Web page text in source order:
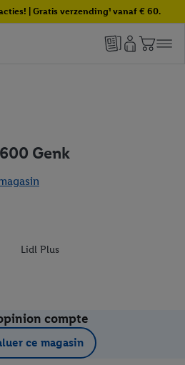
| Gratis verzending¹ vanaf € 60.
Genk
Lidl Plus
compte
ce magasin